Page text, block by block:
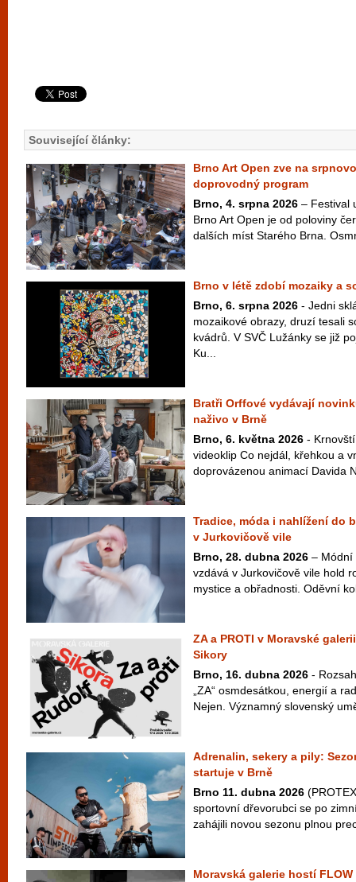
Související články:
Brno Art Open zve na
doprovodný program
Brno, 4. srpna 2026 – Festival
Brno Art Open je od poloviny
dalších míst Starého Brna.
Brno v létě zdobí mozaiky a
Brno, 6. srpna 2026 - Jedni
mozaikové obrazy, druzí tesali
kvádrů. V SVČ Lužánky se již
Ku...
Bratři Orffové vydávají
naživo v Brně
Brno, 6. května 2026 -
videoklip Co nejdál, křehkou a
doprovázenou animací Davida
Tradice, móda i nahlížení do
v Jurkovičově vile
Brno, 28. dubna 2026 – Módní
vzdává v Jurkovičově vile hold
mystice a obřadnosti. Oděvní
ZA a PROTI v Moravské
Sikory
Brno, 16. dubna 2026 -
„ZA“ osmdesátkou, energií a
Nejen. Významný slovenský
Adrenalin, sekery a pily:
startuje v Brně
Brno 11. dubna 2026
sportovní dřevorubci se po
zahájili novou sezonu plnou
Moravská galerie hostí FLOW